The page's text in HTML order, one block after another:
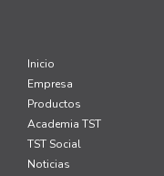
Inicio
Empresa
Productos
Academia TST
TST Social
Noticias